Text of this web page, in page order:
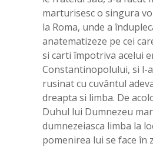
marturisesc o singura
la Roma, unde a
anatematizeze pe cei
si carti împotriva acelui
Constantinopolului, si l-
rusinat cu cuvântul
dreapta si limba. De
Duhul lui Dumnezeu
dumnezeiasca limba la
pomenirea lui se face în